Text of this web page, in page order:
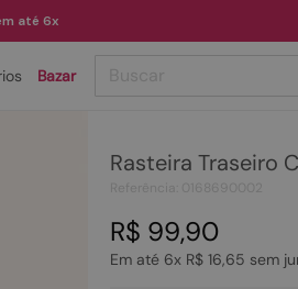
até 6x
Bazar
Rasteira Traseiro
R$ 99,90
Em até 6x R$ 16,65 sem